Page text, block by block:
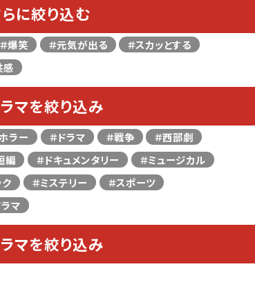
に絞り込む
＃爆笑 ＃元気が出る
＃スカッとする
感
マを絞り込み
ラー ＃ドラマ ＃戦争
＃西部劇
編 ＃ドキュメンタリー
＃ミュージカル
＃ミステリー
＃スポーツ
マ
マを絞り込み